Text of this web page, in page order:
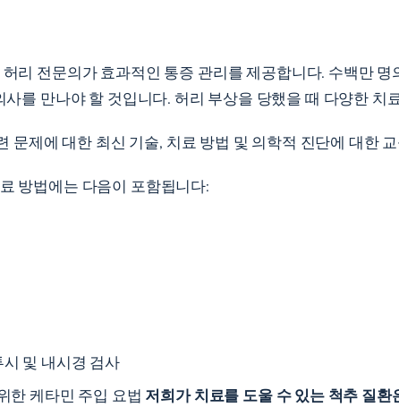
리 전문의가 효과적인 통증 관리를 제공합니다. 수백만
를 만나야 할 것입니다. 허리 부상을 당했을 때 다양한 치
문제에 대한 최신 기술, 치료 방법 및 의학적 진단에 대한
방법에는 다음이 포함됩니다:
및 내시경 검사
한 케타민 주입 요법 저희가 치료를 도울 수 있는 척추 질환